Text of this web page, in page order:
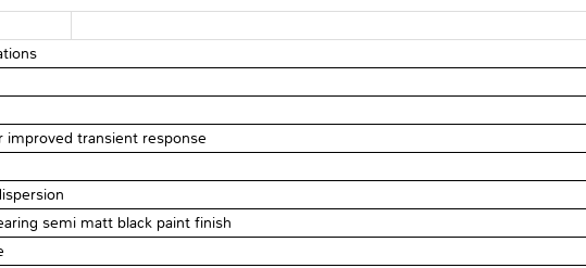
transient response
semi matt black paint finish